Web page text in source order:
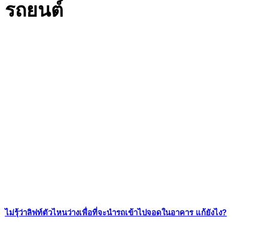
รถยนต์
ไม่รุ้ว่าลิฟท์ตัวไหนว่างเพื่อที่จะนำรถเข้าไปจอดในอาคาร แก้ยังไง?